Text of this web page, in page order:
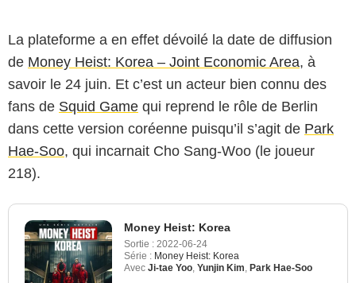
La plateforme a en effet dévoilé la date de diffusion
de Money Heist: Korea – Joint Economic Area, à
savoir le 24 juin. Et c’est un acteur bien connu des
fans de Squid Game qui reprend le rôle de Berlin
dans cette version coréenne puisqu’il s’agit de Park
Hae-Soo, qui incarnait Cho Sang-Woo (le joueur
218).
Money Heist: Korea
Sortie : 2022-06-24
Série : Money Heist: Korea
Avec Ji-tae Yoo Yunjin Kim Park Hae-Soo